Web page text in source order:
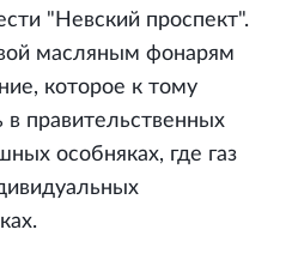
"Невский проспект".
масляным фонарям
которое к тому
правительственных
особняках, где газ